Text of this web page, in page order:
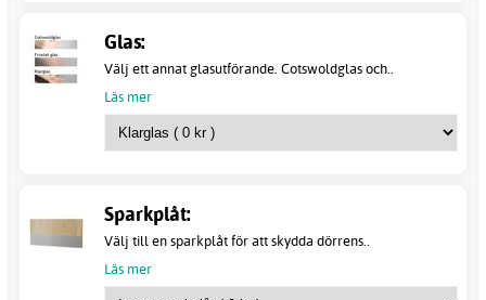
Glas:
Välj ett annat glasutförande. Cotswoldglas och..
Läs mer
Sparkplåt:
Välj till en sparkplåt för att skydda dörrens..
Läs mer